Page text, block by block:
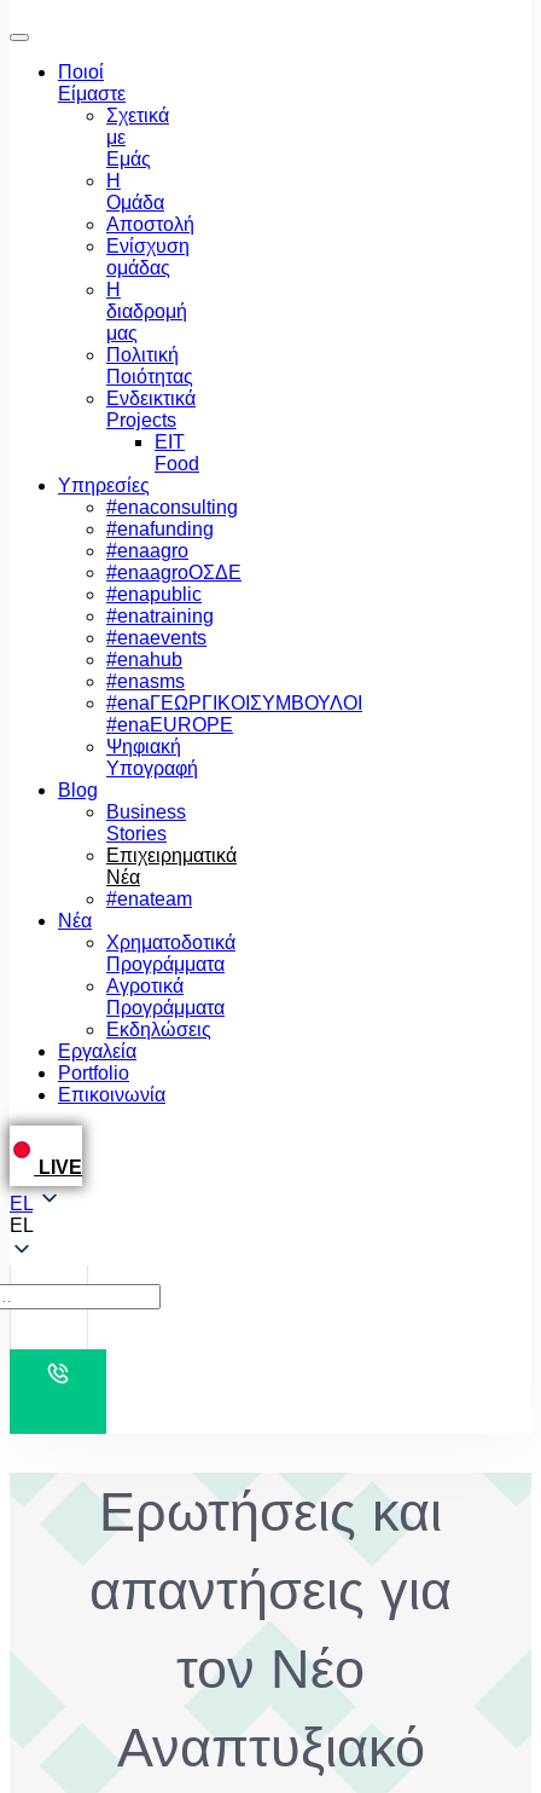
Ποιοί
Είμαστε
Σχετικά
με
Εμάς
Η
Ομάδα
Αποστολή
Ενίσχυση
ομάδας
Η
διαδρομή
μας
Πολιτική
Ποιότητας
Ενδεικτικά
Projects
EIT
Food
Υπηρεσίες
#enaconsulting
#enafunding
#enaagro
#enaagroΟΣΔΕ
#enapublic
#enatraining
#enaevents
#enahub
#enasms
#enaΓΕΩΡΓΙΚΟΙΣΥΜΒΟΥΛΟΙ
#enaEUROPE
Ψηφιακή
Υπογραφή
Blog
Business
Stories
Επιχειρηματικά
Νέα
#enateam
Νέα
Χρηματοδοτικά
Προγράμματα
Αγροτικά
Προγράμματα
Εκδηλώσεις
Εργαλεία
Portfolio
Επικοινωνία
LIVE
EL
EL
Ερωτήσεις και
απαντήσεις για
τον Νέο
Αναπτυξιακό